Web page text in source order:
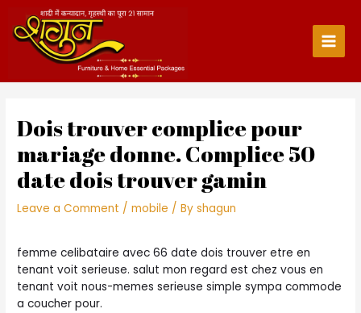
content
Main
Dois trouver complice pour
mariage donne. Complice 50
date dois trouver gamin
Leave a Comment /mobile / Byshagun
femme celibataire avec 66 date dois trouver etre en
tenant voit serieuse. salut mon regard est chez vous en
tenant voit nous-memes serieuse simple sympa commode
a coucher pour.